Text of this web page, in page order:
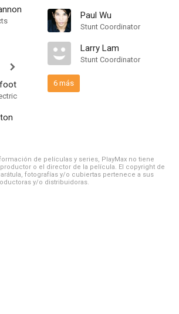
Paul Wu
Stunt Coordinator
Larry Lam
Stunt Coordinator
6 más
de películas y series, PlayMax no tiene
o el director de la película. El copyright de
fotografías y/o cubiertas pertenece a sus
y/o distribuidoras.